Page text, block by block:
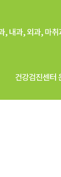
, 내과, 외과, 마취
건강검진센터